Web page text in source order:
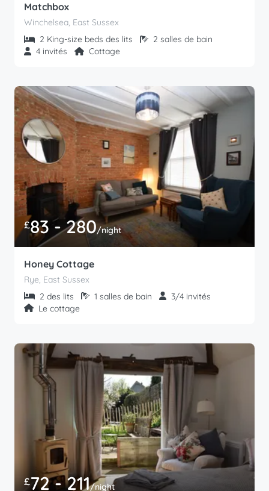
Matchbox
Winchelsea, East Sussex
2 King-size beds des lits
2 salles de bain
4 invités
Cottage
£83 - 280/night
Honey Cottage
Rye, East Sussex
2 des lits
1 salles de bain
3/4 invités
Le cottage
£72 - 211/night